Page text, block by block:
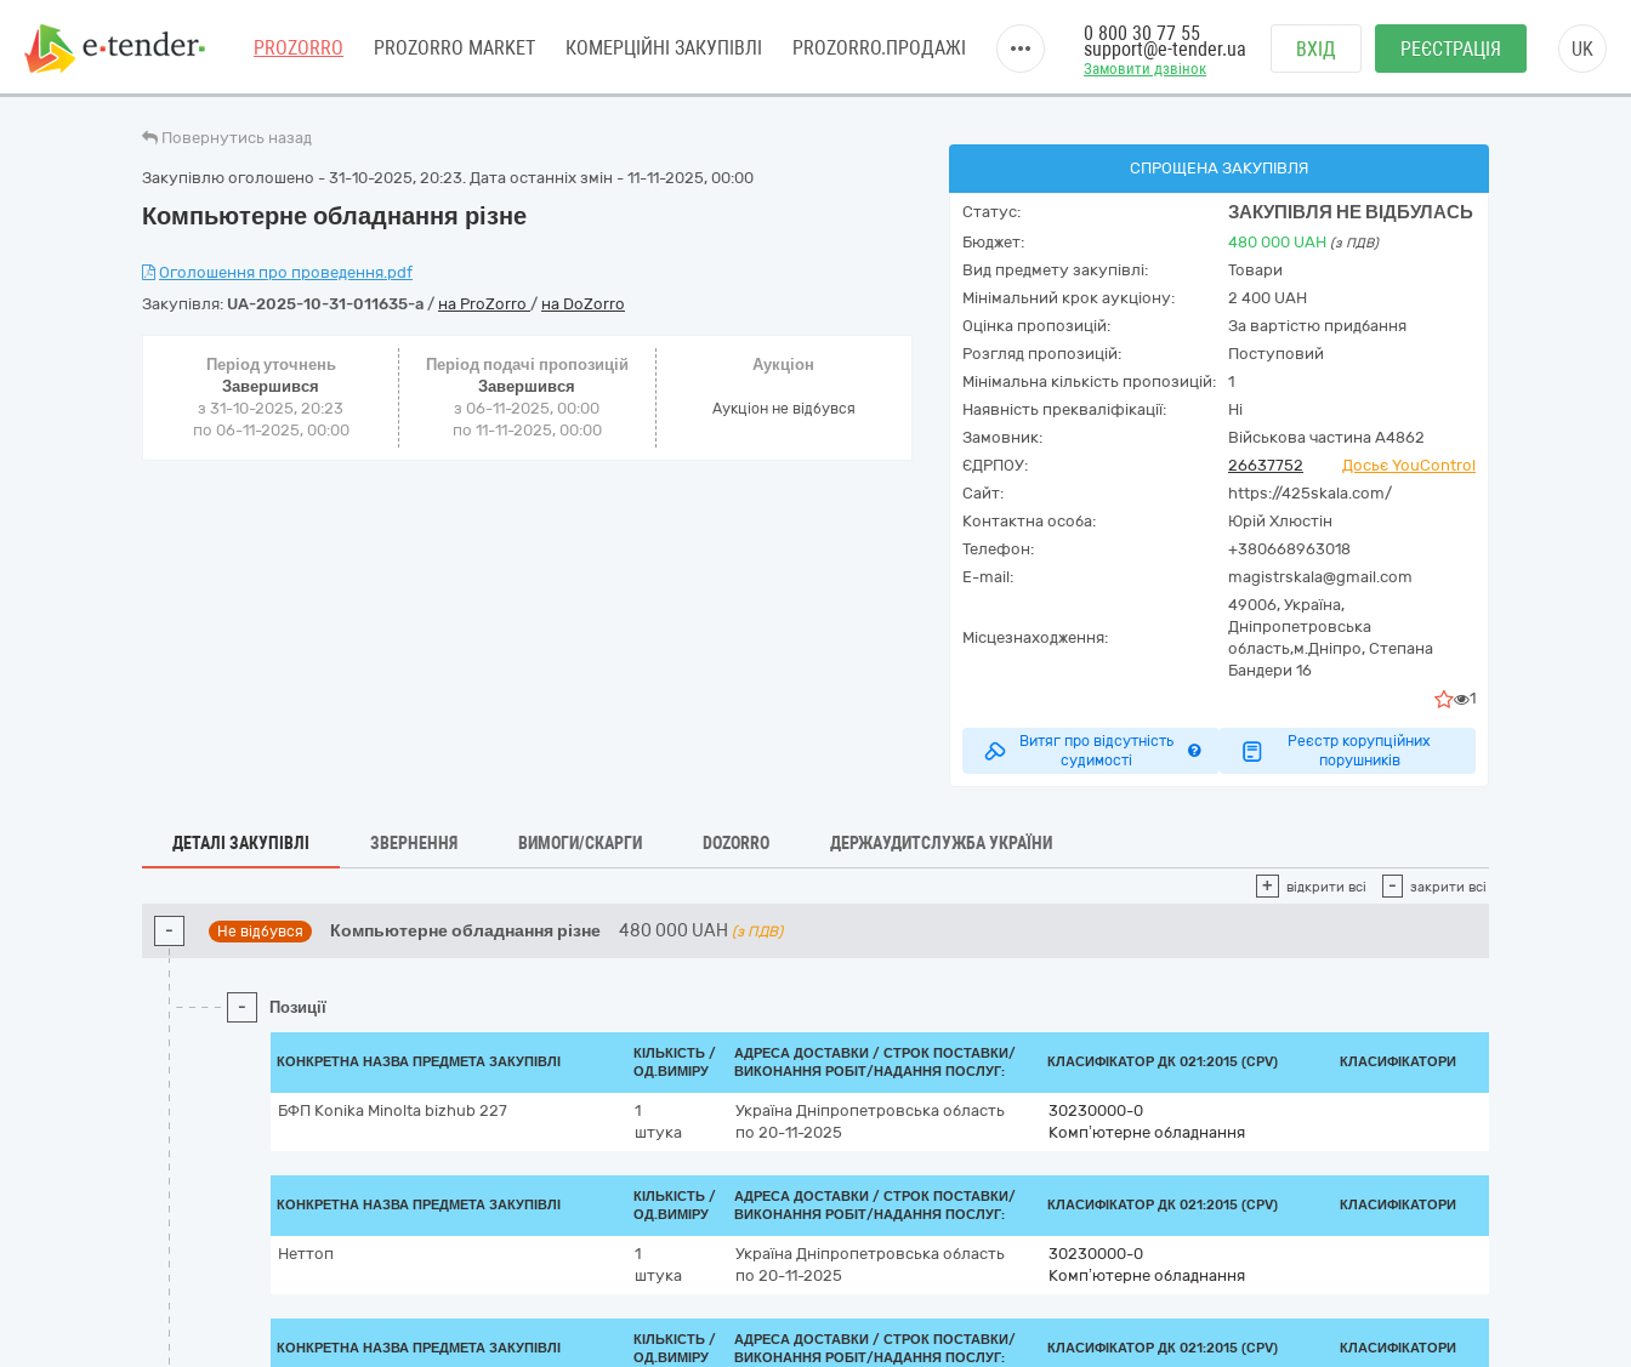
PROZORRO PROZORRO MARKET КОМЕРЦІЙНІ ЗАКУПІВЛІ PROZORRO.ПРОДАЖІ
Замовити дзвінок
0 800 30 77 55
support@e-tender.ua ВХІД РЕЄСТРАЦІЯ UK
Повернутись назад
Закупівлю оголошено - 31-10-2025, 20:23. Дата останніх змін - 11-11-2025, 00:00
Компьютерне обладнання різне
Оголошення про проведення.pdf
Закупівля: UA-2025-10-31-011635-a / на ProZorro / на DoZorro
Період уточнень
Завершився
з 31-10-2025, 20:23
по 06-11-2025, 00:00
Період подачі пропозицій
Завершився
з 06-11-2025, 00:00
по 11-11-2025, 00:00
Аукціон
Аукціон не відбувся
СПРОЩЕНА ЗАКУПІВЛЯ
Статус: ЗАКУПІВЛЯ НЕ ВІДБУЛАСЬ
Бюджет: 480 000 UAH (з ПДВ)
Вид предмету закупівлі:
Товари
Мінімальний крок аукціону:
2 400 UAH
Оцінка пропозицій:
За вартістю придбання
Розгляд пропозицій:
Поступовий
Мінімальна кількість пропозицій:
1
Наявність прекваліфікації:
Ні
Замовник:
Військова частина А4862
ЄДРПОУ:
26637752
Досьє YouControl
Сайт:
https://425skala.com/
Контактна особа:
Юрій Хлюстін
Телефон:
+380668963018
E-mail:
magistrskala@gmail.com
Місцезнаходження:
49006, Україна,
Дніпропетровська
область,м.Дніпро, Степана
Бандери 16
1
Витяг про відсутність
судимості
Реєстр корупційних
порушників
ДЕТАЛІ ЗАКУПІВЛІ ЗВЕРНЕННЯ ВИМОГИ/СКАРГИ DOZORRO ДЕРЖАУДИТСЛУЖБА УКРАЇНИ
+ відкрити всі - закрити всі
- Не відбувся Компьютерне обладнання різне 480 000 UAH (з ПДВ)
- Позиції
КОНКРЕТНА НАЗВА ПРЕДМЕТА ЗАКУПІВЛІ
КІЛЬКІСТЬ /
ОД.ВИМІРУ
АДРЕСА ДОСТАВКИ / СТРОК ПОСТАВКИ/
ВИКОНАННЯ РОБІТ/НАДАННЯ ПОСЛУГ:
КЛАСИФІКАТОР ДК 021:2015 (CPV) КЛАСИФІКАТОРИ
БФП Konika Minolta bizhub 227
1
штука
Україна Дніпропетровська область
по 20-11-2025
30230000-0
Комп’ютерне обладнання
КОНКРЕТНА НАЗВА ПРЕДМЕТА ЗАКУПІВЛІ
КІЛЬКІСТЬ /
ОД.ВИМІРУ
АДРЕСА ДОСТАВКИ / СТРОК ПОСТАВКИ/
ВИКОНАННЯ РОБІТ/НАДАННЯ ПОСЛУГ:
КЛАСИФІКАТОР ДК 021:2015 (CPV) КЛАСИФІКАТОРИ
Неттоп
1
штука
Україна Дніпропетровська область
по 20-11-2025
30230000-0
Комп’ютерне обладнання
КОНКРЕТНА НАЗВА ПРЕДМЕТА ЗАКУПІВЛІ
КІЛЬКІСТЬ /
ОД.ВИМІРУ
АДРЕСА ДОСТАВКИ / СТРОК ПОСТАВКИ/
ВИКОНАННЯ РОБІТ/НАДАННЯ ПОСЛУГ:
КЛАСИФІКАТОР ДК 021:2015 (CPV) КЛАСИФІКАТОРИ